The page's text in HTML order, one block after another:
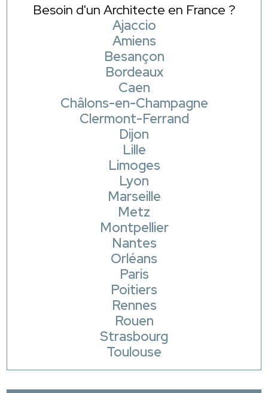
Besoin d'un Architecte en France ?
Ajaccio
Amiens
Besançon
Bordeaux
Caen
Châlons-en-Champagne
Clermont-Ferrand
Dijon
Lille
Limoges
Lyon
Marseille
Metz
Montpellier
Nantes
Orléans
Paris
Poitiers
Rennes
Rouen
Strasbourg
Toulouse